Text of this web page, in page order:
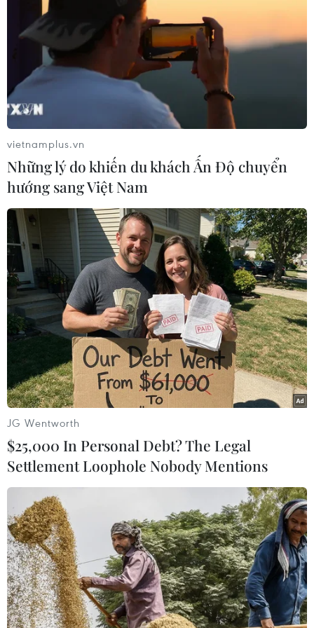
Xem clip bàn thắng trận Atletico - Real
Madrid 1-2:
Huy Anh (Vietnam+)
#Real Madrid #Atletico #Barca
#Benzema
#Ozil
Theo dõi VietnamPlus
vietnamplus.vn
Những lý do khiến du khách Ấn Độ chuyển
hướng sang Việt Nam
JG Wentworth
$25,000 In Personal Debt? The Legal
Settlement Loophole Nobody Mentions